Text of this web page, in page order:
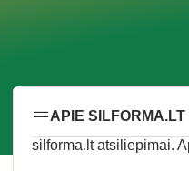
APIE SILFORMA.LT
silforma.lt atsiliepimai.